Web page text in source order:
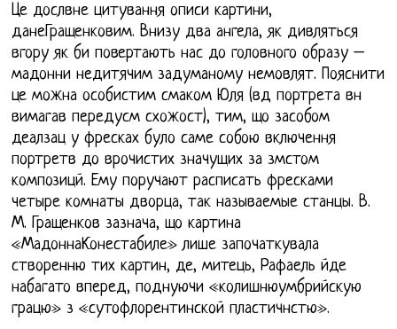
Це дослвне цитування описи картини,
данеГращенковим. Внизу два ангела, як дивляться
вгору як би повертають нас до головного образу –
мадонни недитячим задуманому немовлят. Пояснити
це можна особистим смаком Юля (вд портрета вн
вимагав передусм схожост), тим, що засобом
деалзац у фресках було саме собою включення
портретв до врочистих значущих за змстом
композицй. Ему поручают расписать фресками
четыре комнаты дворца, так называемые станцы. В.
М. Гращенков зазнача, що картина
«МадоннаКонестабиле» лише започаткувала
створенню тих картин, де, митець, Рафаель йде
набагато вперед, поднуючи «колишнюумбрийскую
грацю» з «сутофлорентинской пластичнстю».